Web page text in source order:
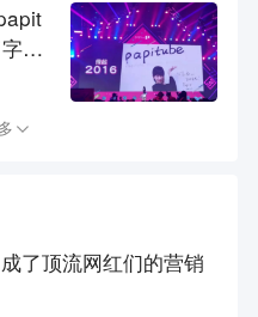
节
了顶流网红们的营销